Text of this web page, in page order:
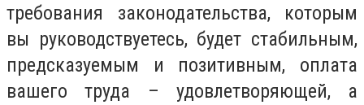
требования законодательства, которым
вы руководствуетесь, будет стабильным,
предсказуемым и позитивным, оплата
вашего труда – удовлетворяющей, а